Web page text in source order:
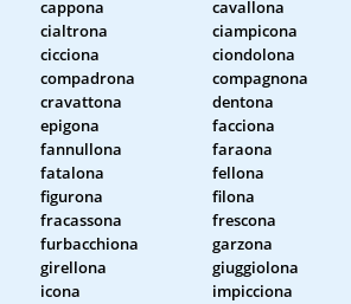
cappona
cavallona
cialtrona
ciampicona
cicciona
ciondolona
compadrona
compagnona
cravattona
dentona
epigona
facciona
fannullona
faraona
fatalona
fellona
figurona
filona
fracassona
frescona
furbacchiona
garzona
girellona
giuggiolona
icona
impicciona